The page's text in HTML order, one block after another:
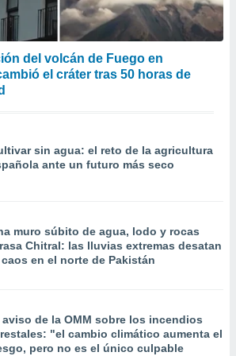
del volcán de Fuego en
el cráter tras 50 horas de
sin agua: el reto de la agricultura
ante un futuro más seco
muro súbito de agua, lodo y rocas
Chitral: las lluvias extremas desatan
en el norte de Pakistán
aviso de la OMM sobre los incendios
"el cambio climático aumenta el
pero no es el único culpable